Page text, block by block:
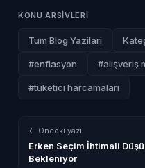
KONU ARSIVLERI
Tum Blog Yazilari
#enflasyon #alışveriş
#tüketici harcamaları
← Onceki yazi
Erken Seçim İhtimali
Bekleniyor